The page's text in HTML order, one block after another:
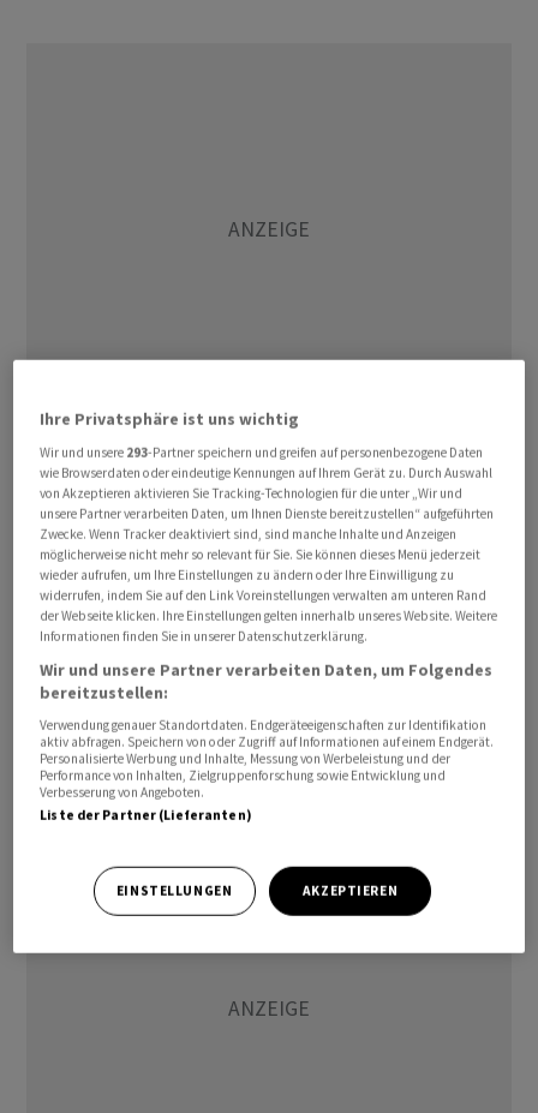
Im Vergleich zum Jahresbeginn hat damit die Dynamik
nachgelassen, unter anderem weil erneut das Geschäft
mit Abnehmern aus China schwächelte. Im grössten
Auslandsmarkt gingen die Exporte im Mai gegen den
allgemeinen Trend um 0,6 Prozent auf 2,2 Milliarden
Euro zurück. Mit einem Zuwachs von 3,9 Prozent
schlugen sich die Exporte in den US-Markt besser.
Nach fünf Monaten hat die Elektroindustrie ein
Exportvolumen von 105,2 Milliarden Euro erreicht. Das
waren 9,7 Prozent mehr als ein Jahr zuvor. Noch stärker
wuchsen die Importe, die um 12,8 Prozent auf 112,7
Milliarden Euro zulegten./ceb/DP/jha
Ihre Privatsphäre ist uns wichtig
Wir und unsere 293-Partner speichern und greifen auf personenbezogene Daten
wie Browserdaten oder eindeutige Kennungen auf Ihrem Gerät zu. Durch Auswahl
von Akzeptieren aktivieren Sie Tracking-Technologien für die unter „Wir und
unsere Partner verarbeiten Daten, um Ihnen Dienste bereitzustellen“ aufgeführten
Zwecke. Wenn Tracker deaktiviert sind, sind manche Inhalte und Anzeigen
möglicherweise nicht mehr so relevant für Sie. Sie können dieses Menü jederzeit
wieder aufrufen, um Ihre Einstellungen zu ändern oder Ihre Einwilligung zu
widerrufen, indem Sie auf den Link Voreinstellungen verwalten am unteren Rand
der Webseite klicken. Ihre Einstellungen gelten innerhalb unseres Website. Weitere
Informationen finden Sie in unserer Datenschutzerklärung.
Wir und unsere Partner verarbeiten Daten, um Folgendes
bereitzustellen:
Verwendung genauer Standortdaten. Endgeräteeigenschaften zur Identifikation
aktiv abfragen. Speichern von oder Zugriff auf Informationen auf einem Endgerät.
Personalisierte Werbung und Inhalte, Messung von Werbeleistung und der
Performance von Inhalten, Zielgruppenforschung sowie Entwicklung und
Verbesserung von Angeboten.
Liste der Partner (Lieferanten)
EINSTELLUNGEN AKZEPTIEREN